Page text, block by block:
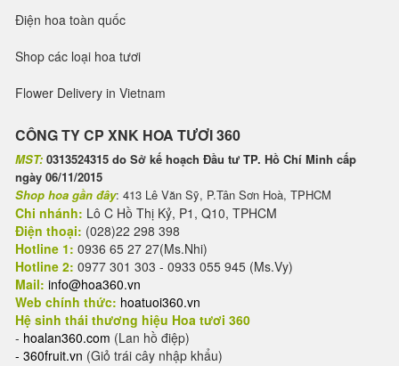
Điện hoa toàn quốc
Shop các loại hoa tươi
Flower Delivery in Vietnam
CÔNG TY CP XNK HOA TƯƠI 360
MST: 0313524315 do Sở kế hoạch Đầu tư TP. Hồ Chí Minh cấp
ngày 06/11/2015
Shop hoa gần đây: 413 Lê Văn Sỹ, P.Tân Sơn Hoà, TPHCM
Chi nhánh: Lô C Hồ Thị Kỷ, P1, Q10, TPHCM
Điện thoại: (028)22 298 398
Hotline 1: 0936 65 27 27(Ms.Nhi)
Hotline 2: 0977 301 303 - 0933 055 945 (Ms.Vy)
Mail: info@hoa360.vn
Web chính thức: hoatuoi360.vn
Hệ sinh thái thương hiệu Hoa tươi 360
- hoalan360.com (Lan hồ điệp)
- 360fruit.vn (Giỏ trái cây nhập khẩu)